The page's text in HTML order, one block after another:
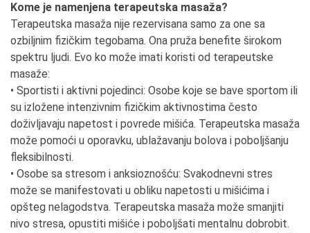
Kome je namenjena terapeutska masaža?
Terapeutska masaža nije rezervisana samo za one sa
ozbiljnim fizičkim tegobama. Ona pruža benefite širokom
spektru ljudi. Evo ko može imati koristi od terapeutske
masaže:
• Sportisti i aktivni pojedinci: Osobe koje se bave sportom ili
su izložene intenzivnim fizičkim aktivnostima često
doživljavaju napetost i povrede mišića. Terapeutska masaža
može pomoći u oporavku, ublažavanju bolova i poboljšanju
fleksibilnosti.
• Osobe sa stresom i anksioznošću: Svakodnevni stres
može se manifestovati u obliku napetosti u mišićima i
opšteg nelagodstva. Terapeutska masaža može smanjiti
nivo stresa, opustiti mišiće i poboljšati mentalnu dobrobit.